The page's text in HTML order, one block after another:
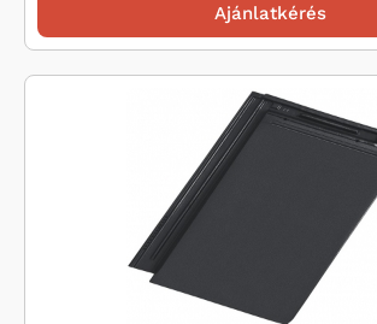
Ajánlatkérés